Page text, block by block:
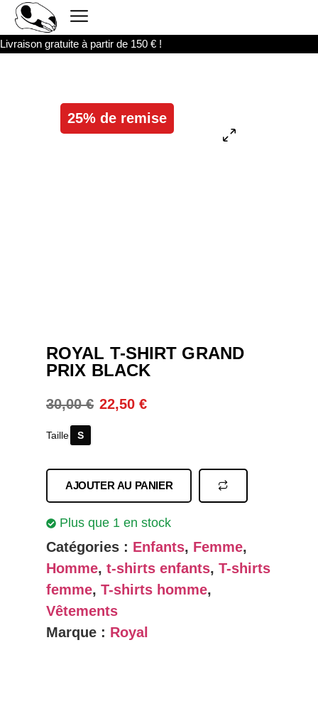
Livraison gratuite à partir de 150 € !
25% de remise
ROYAL T-SHIRT GRAND
PRIX BLACK
30,00€ 22,50 €
Taille S
AJOUTER AU PANIER
Plus que 1 en stock
Catégories : Enfants, Femme,
Homme, t-shirts enfants, T-shirts
femme, T-shirts homme,
Vêtements
Marque : Royal